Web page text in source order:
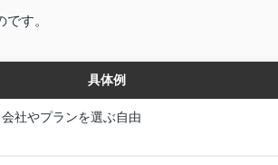
す。
具体例
社やプランを選ぶ自由